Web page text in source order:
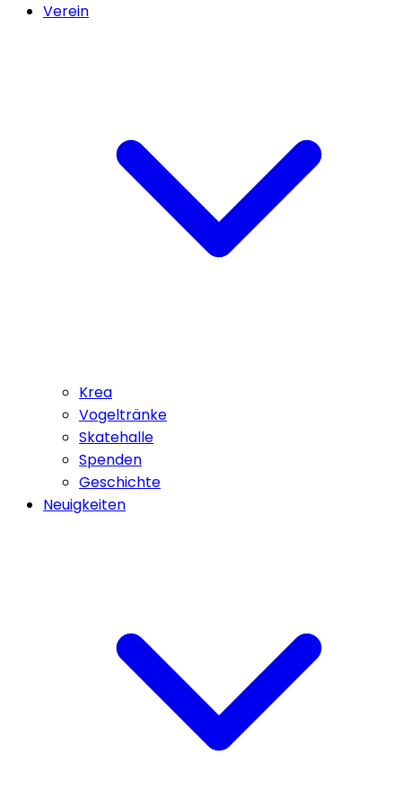
Verein
Krea
Vogeltränke
Skatehalle
Spenden
Geschichte
Neuigkeiten